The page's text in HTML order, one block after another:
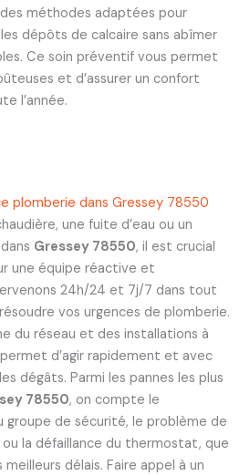
méthodes adaptées pour
dépôts de calcaire sans abîmer
Ce soin préventif vous permet
et d’assurer un confort
l’année.
plomberie dans Gressey 78550
une fuite d’eau ou un
Gressey 78550, il est crucial
une équipe réactive et
24h/24 et 7j/7 dans tout
vos urgences de plomberie.
du réseau et des installations à
d’agir rapidement et avec
dégâts. Parmi les pannes les plus
78550, on compte le
de sécurité, le problème de
la défaillance du thermostat, que
délais. Faire appel à un